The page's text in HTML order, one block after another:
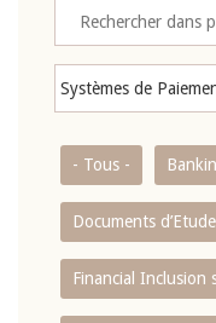
- Tous -
Documents
Financial Inclusion